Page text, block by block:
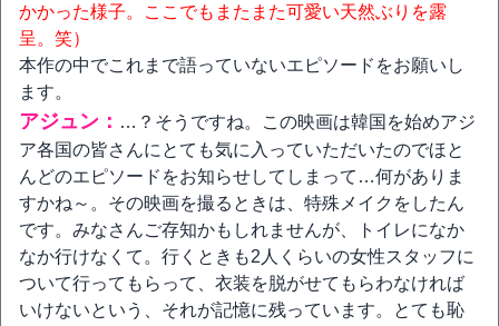
かかった様子。ここでもまたまた可愛い天然ぶりを露
呈。笑）
本作の中でこれまで語っていないエピソードをお願いし
ます。
アジュン： …？そうですね。この映画は韓国を始めアジ
ア各国の皆さんにとても気に入っていただいたのでほと
んどのエピソードをお知らせしてしまって…何がありま
すかね～。その映画を撮るときは、特殊メイクをしたん
です。みなさんご存知かもしれませんが、トイレになか
なか行けなくて。行くときも2人くらいの女性スタッフに
ついて行ってもらって、衣装を脱がせてもらわなければ
いけないという、それが記憶に残っています。とても恥